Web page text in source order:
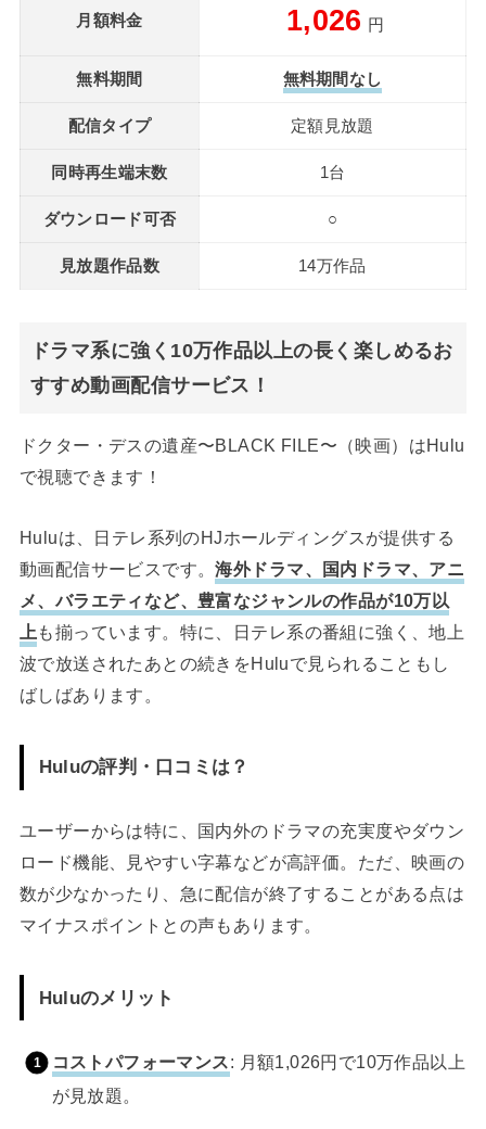
月額料金 1,026 円
無料期間 無料期間なし
配信タイプ 定額見放題
同時再生端末数 1台
ダウンロード可否 ○
見放題作品数 14万作品
ドラマ系に強く10万作品以上の長く楽しめるお
すすめ動画配信サービス！
ドクター・デスの遺産〜BLACK FILE〜（映画）はHulu
で視聴できます！
Huluは、日テレ系列のHJホールディングスが提供する
動画配信サービスです。海外ドラマ、国内ドラマ、アニ
メ、バラエティなど、豊富なジャンルの作品が10万以
上 も揃っています。特に、日テレ系の番組に強く、地上
波で放送されたあとの続きをHuluで見られることもし
ばしばあります。
Huluの評判・口コミは？
ユーザーからは特に、国内外のドラマの充実度やダウン
ロード機能、見やすい字幕などが高評価。ただ、映画の
数が少なかったり、急に配信が終了することがある点は
マイナスポイントとの声もあります。
Huluのメリット
コストパフォーマンス: 月額1,026円で10万作品以上
が見放題。